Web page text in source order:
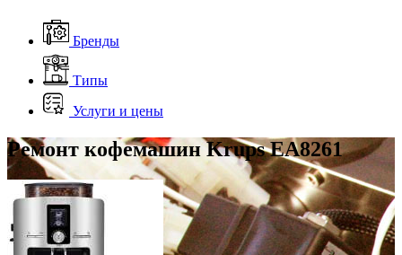
Бренды
Типы
Услуги и цены
Ремонт кофемашин Krups EA8261